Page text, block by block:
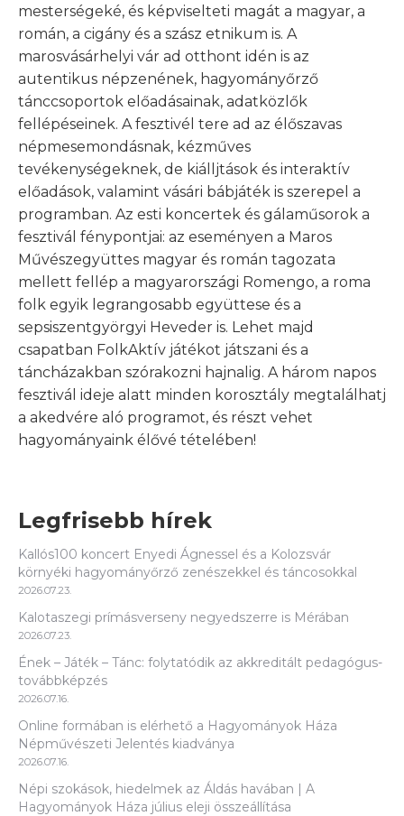
mesterségeké, és képviselteti magát a magyar, a
román, a cigány és a szász etnikum is. A
marosvásárhelyi vár ad otthont idén is az
autentikus népzenének, hagyományőrző
tánccsoportok előadásainak, adatközlők
fellépéseinek. A fesztivél tere ad az élőszavas
népmesemondásnak, kézműves
tevékenységeknek, de kiálljtások és interaktív
előadások, valamint vásári bábjáték is szerepel a
programban. Az esti koncertek és gálaműsorok a
fesztivál fénypontjai: az eseményen a Maros
Művészegyüttes magyar és román tagozata
mellett fellép a magyarországi Romengo, a roma
folk egyik legrangosabb együttese és a
sepsiszentgyörgyi Heveder is. Lehet majd
csapatban FolkAktív játékot játszani és a
táncházakban szórakozni hajnalig. A három napos
fesztivál ideje alatt minden korosztály megtalálhatj
a akedvére aló programot, és részt vehet
hagyományaink élővé tételében!
Legfrisebb hírek
Kallós100 koncert Enyedi Ágnessel és a Kolozsvár
környéki hagyományőrző zenészekkel és táncosokkal
2026.07.23.
Kalotaszegi prímásverseny negyedszerre is Mérában
2026.07.23.
Ének – Játék – Tánc: folytatódik az akkreditált pedagógus-
továbbképzés
2026.07.16.
Online formában is elérhető a Hagyományok Háza
Népművészeti Jelentés kiadványa
2026.07.16.
Népi szokások, hiedelmek az Áldás havában | A
Hagyományok Háza július eleji összeállítása